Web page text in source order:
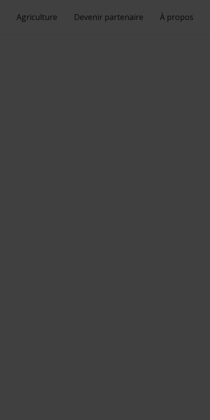
Agriculture Devenir partenaire À propos